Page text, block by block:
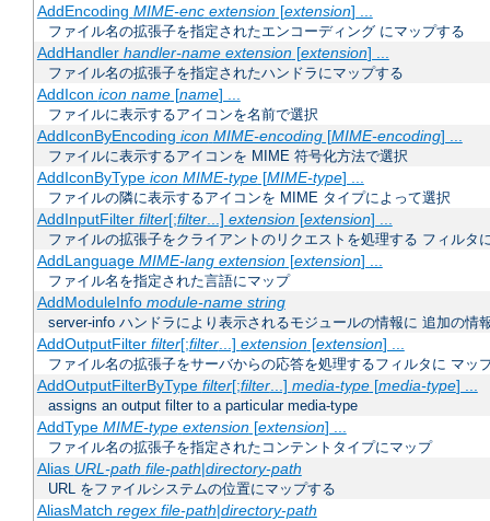
AddEncoding MIME-enc extension[extension] ...
ファイル名の拡張子を指定されたエンコーディング にマップする
AddHandler handler-name extension[extension] ...
ファイル名の拡張子を指定されたハンドラにマップする
AddIcon icon name[name] ...
ファイルに表示するアイコンを名前で選択
AddIconByEncoding icon MIME-encoding[MIME-encoding] ...
ファイルに表示するアイコンを MIME 符号化方法で選択
AddIconByType icon MIME-type[MIME-type] ...
ファイルの隣に表示するアイコンを MIME タイプによって選択
AddInputFilter filter[;filter...] extension[extension] ...
ファイルの拡張子をクライアントのリクエストを処理する フィルタ
AddLanguage MIME-lang extension[extension] ...
ファイル名を指定された言語にマップ
AddModuleInfo module-name string
server-info ハンドラにより表示されるモジュールの情報に 追加の情
AddOutputFilter filter[;filter...] extension[extension] ...
ファイル名の拡張子をサーバからの応答を処理するフィルタに マッ
AddOutputFilterByType filter[;filter...] media-type[media-type] ...
assigns an output filter to a particular media-type
AddType MIME-type extension[extension] ...
ファイル名の拡張子を指定されたコンテントタイプにマップ
Alias URL-path file-path|directory-path
URL をファイルシステムの位置にマップする
AliasMatch regex file-path|directory-path